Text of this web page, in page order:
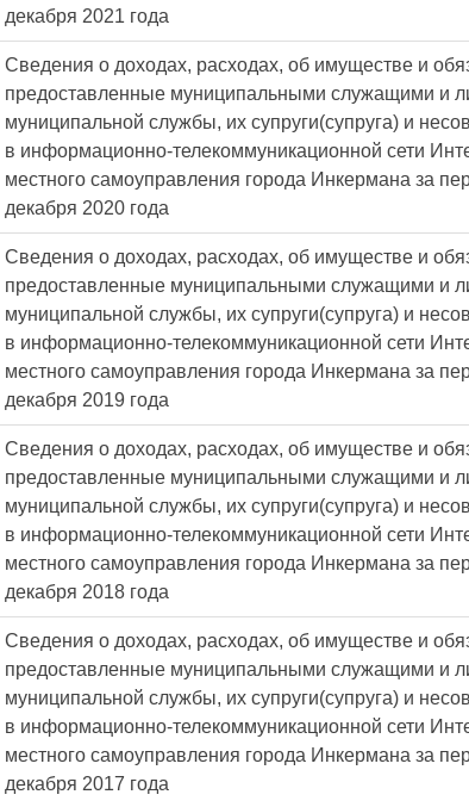
декабря 2021 года
Сведения о доходах, расходах, об имуществе и
предоставленные муниципальными служащими и
муниципальной службы, их супруги(супруга) и
в информационно-телекоммуникационной сети
местного самоуправления города Инкермана за
декабря 2020 года
Сведения о доходах, расходах, об имуществе и
предоставленные муниципальными служащими и
муниципальной службы, их супруги(супруга) и
в информационно-телекоммуникационной сети
местного самоуправления города Инкермана за
декабря 2019 года
Сведения о доходах, расходах, об имуществе и
предоставленные муниципальными служащими и
муниципальной службы, их супруги(супруга) и
в информационно-телекоммуникационной сети
местного самоуправления города Инкермана за
декабря 2018 года
Сведения о доходах, расходах, об имуществе и
предоставленные муниципальными служащими и
муниципальной службы, их супруги(супруга) и
в информационно-телекоммуникационной сети
местного самоуправления города Инкермана за
декабря 2017 года